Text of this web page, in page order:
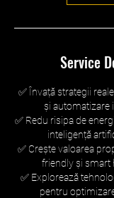
Service
✅ Învață strategii
și automatizare
✅ Redu risipa de
inteligență
✅ Crește valoarea
friendly și smart
✅ Explorează
pentru